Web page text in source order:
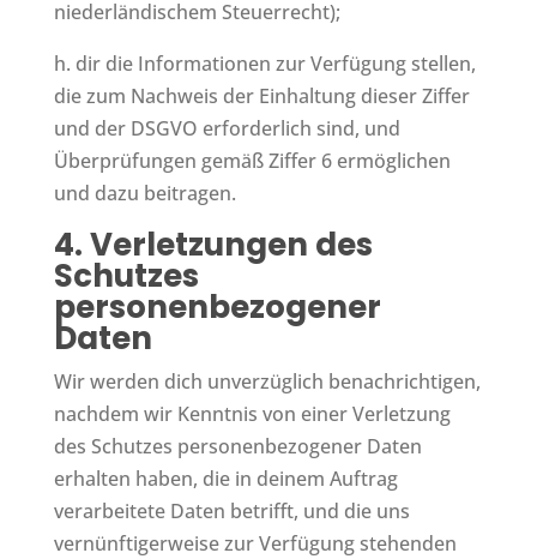
niederländischem Steuerrecht);
h. dir die Informationen zur Verfügung stellen,
die zum Nachweis der Einhaltung dieser Ziffer
und der DSGVO erforderlich sind, und
Überprüfungen gemäß Ziffer 6 ermöglichen
und dazu beitragen.
4. Verletzungen des
Schutzes
personenbezogener
Daten
Wir werden dich unverzüglich benachrichtigen,
nachdem wir Kenntnis von einer Verletzung
des Schutzes personenbezogener Daten
erhalten haben, die in deinem Auftrag
verarbeitete Daten betrifft, und die uns
vernünftigerweise zur Verfügung stehenden